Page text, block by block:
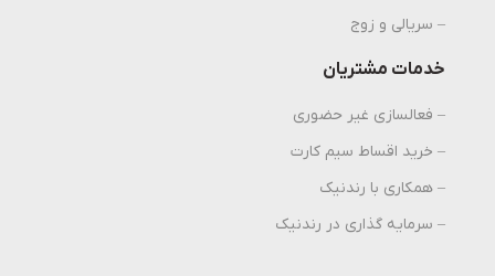
– سریالی و زوج
خدمات مشتریان
– فعالسازی غیر حضوری
– خرید اقساط سیم کارت
– همکاری با رندنیک
– سرمایه گذاری در رندنیک